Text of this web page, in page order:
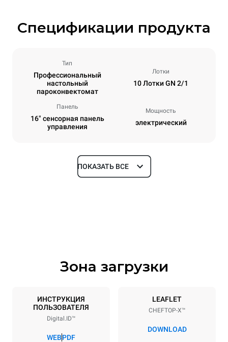
Спецификации продукта
Тип
Профессиональный
настольный
пароконвектомат
Лотки
10 Лотки GN 2/1
Панель
16" сенсорная панель
управления
Мощность
электрический
Размеры
Спецификации противней
10 GN 2/1
Расстояние между лотками
83 mm
ПОКАЗАТЬ ВСЕ
Зона загрузки
ИНСТРУКЦИЯ
ПОЛЬЗОВАТЕЛЯ
Digital.ID™
WEBPDF
LEAFLET
CHEFTOP-X™
DOWNLOAD